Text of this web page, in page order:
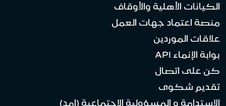
الكيانات الأهلية والأوقاف
منصة اعتماد جهات العمل
علاقات الموردين
بوابة الإنماء API
كن على اتصال
تقديم شكوى
الاستدامة و المسؤولية الاجتماعية (امد)